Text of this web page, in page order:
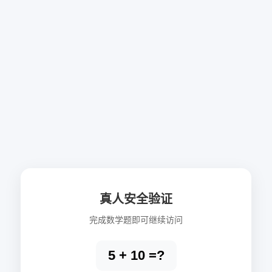
真人安全验证
完成数学题即可继续访问
5 + 10 =?